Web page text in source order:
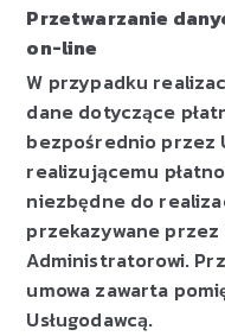
Przetwarzanie
on-line
W przypadku
dane dotyczące
bezpośrednio przez
realizującemu
niezbędne do
przekazywane
Administratorowi.
umowa zawarta
Usługodawcą.